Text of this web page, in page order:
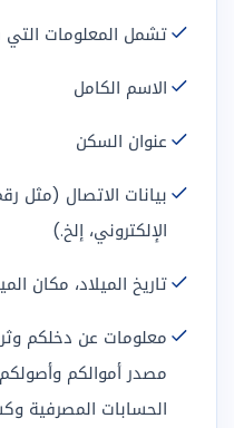
تشمل المعلومات
الاسم الكامل
عنوان السكن
بيانات الاتصال (مثل
الإلكتروني، إلخ.)
تاريخ الميلاد، مكان
معلومات عن دخلكم
مصدر أموالكم
الحسابات المصرفية